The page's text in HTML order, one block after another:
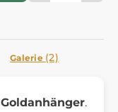
Galerie (2)
Goldanhänger.